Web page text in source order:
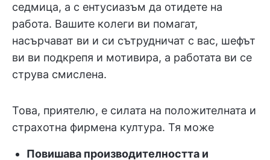
седмица, а с ентусиазъм да отидете на
работа. Вашите колеги ви помагат,
насърчават ви и си сътрудничат с вас, шефът
ви ви подкрепя и мотивира, а работата ви се
струва смислена.
Това, приятелю, е силата на положителната и
страхотна фирмена култура. Тя може
Повишава производителността и